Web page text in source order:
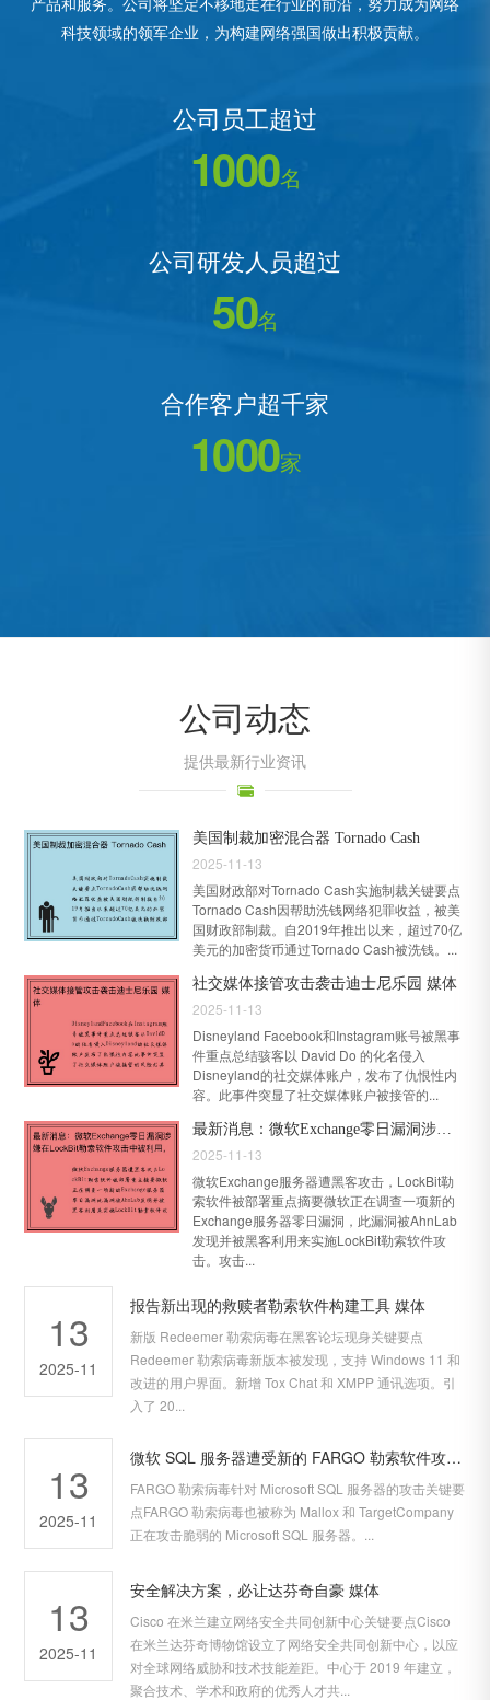
科技领域的领军企业，为构建网络强国做出积极贡献。
公司员工超过
1000名
公司研发人员超过
50名
合作客户超千家
1000家
公司动态
提供最新行业资讯
美国制裁加密混合器 Tornado Cash
2025-11-13
美国财政部对Tornado Cash实施制裁关键要点
Tornado Cash因帮助洗钱网络犯罪收益，被美
国财政部制裁。自2019年推出以来，超过70亿
美元的加密货币通过Tornado Cash被洗钱。...
社交媒体接管攻击袭击迪士尼乐园 媒体
2025-11-13
Disneyland Facebook和Instagram账号被黑事
件重点总结骇客以 David Do 的化名侵入
Disneyland的社交媒体账户，发布了仇恨性内
容。此事件突显了社交媒体账户被接管的...
最新消息：微软Exchange零日漏洞涉嫌在LockBit勒索软件攻击中被利用，目前正在调查中
2025-11-13
微软Exchange服务器遭黑客攻击，LockBit勒
索软件被部署重点摘要微软正在调查一项新的
Exchange服务器零日漏洞，此漏洞被AhnLab
发现并被黑客利用来实施LockBit勒索软件攻
击。攻击...
13
2025-11
报告新出现的救赎者勒索软件构建工具 媒体
新版 Redeemer 勒索病毒在黑客论坛现身关键要点
Redeemer 勒索病毒新版本被发现，支持 Windows 11 和
改进的用户界面。新增 Tox Chat 和 XMPP 通讯选项。引
入了 20...
13
2025-11
微软 SQL 服务器遭受新的 FARGO 勒索软件攻击 媒体
FARGO 勒索病毒针对 Microsoft SQL 服务器的攻击关键要
点FARGO 勒索病毒也被称为 Mallox 和 TargetCompany
正在攻击脆弱的 Microsoft SQL 服务器。...
13
2025-11
安全解决方案，必让达芬奇自豪 媒体
Cisco 在米兰建立网络安全共同创新中心关键要点Cisco
在米兰达芬奇博物馆设立了网络安全共同创新中心，以应
对全球网络威胁和技术技能差距。中心于 2019 年建立，
聚合技术、学术和政府的优秀人才共...